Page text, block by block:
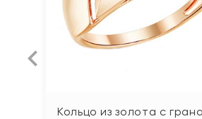
Кольцо из золота с